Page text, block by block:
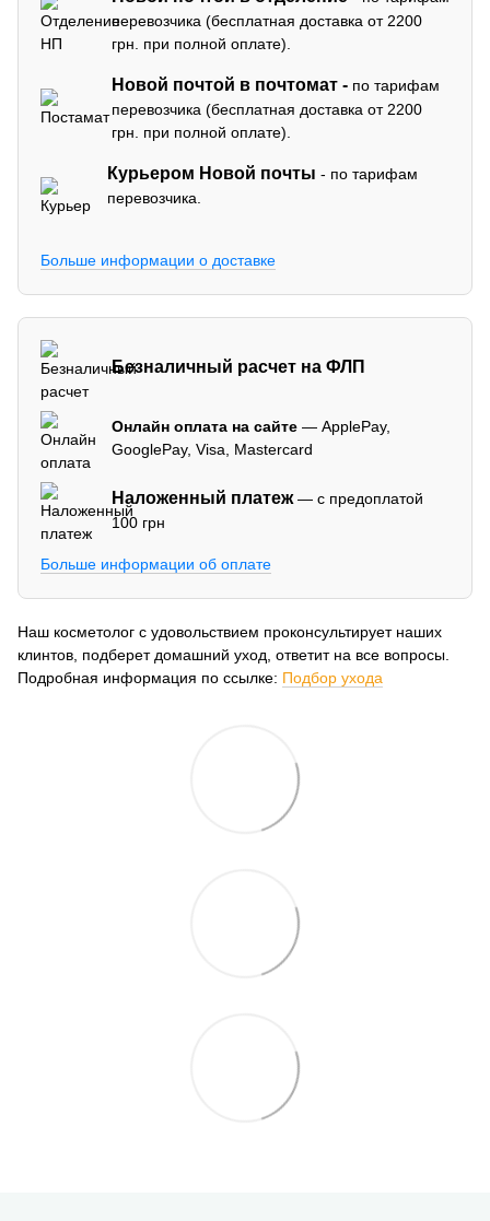
перевозчика (бесплатная доставка от 2200
грн. при полной оплате).
Новой почтой в почтомат - по тарифам
перевозчика (бесплатная доставка от 2200
грн. при полной оплате).
Курьером Новой почты - по тарифам
перевозчика.
Больше информации о доставке
Безналичный расчет на ФЛП
Онлайн оплата на сайте — ApplePay,
GooglePay, Visa, Mastercard
Наложенный платеж— с предоплатой
100 грн
Больше информации об оплате
Наш косметолог с удовольствием проконсультирует наших
клинтов, подберет домашний уход, ответит на все вопросы.
Подробная информация по ссылке: Подбор ухода